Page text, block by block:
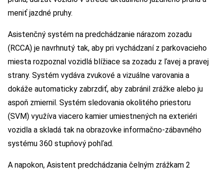
meniť jazdné pruhy.
Asistenčný systém na predchádzanie nárazom zozadu
(RCCA) je navrhnutý tak, aby pri vychádzaní z parkovacieho
miesta rozpoznal vozidlá blížiace sa zozadu z ľavej a pravej
strany. Systém vydáva zvukové a vizuálne varovania a
dokáže automaticky zabrzdiť, aby zabránil zrážke alebo ju
aspoň zmiernil. Systém sledovania okolitého priestoru
(SVM) využíva viacero kamier umiestnených na exteriéri
vozidla a skladá tak na obrazovke informačno-zábavného
systému 360 stupňový pohľad.
A napokon, Asistent predchádzania čelným zrážkam 2